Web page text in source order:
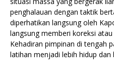
penghalauan dengan taktik
diperhatikan langsung oleh
langsung memberi koreksi
Kehadiran pimpinan di tengah
latihan menjadi lebih hidup dan